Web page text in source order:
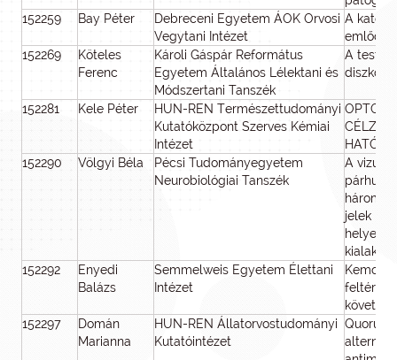
152259
Bay Péter
Debreceni Egyetem ÁOK Orvosi
Vegytani Intézet
A
152269
Köteles
Ferenc
Károli Gáspár Református
Egyetem Általános Lélektani és
Módszertani Tanszék
A testi
152281 Kele Péter
HUN-REN Természettudományi
Kutatóközpont Szerves Kémiai
Intézet
152290
Völgyi Béla
Pécsi Tudományegyetem
Neurobiológiai Tanszék
A
három
jelek
helyes
152292
Enyedi
Balázs
Semmelweis Egyetem Élettani
Intézet
követő
152297
Domán
Marianna
HUN-REN Állatorvostudományi
Kutatóintézet